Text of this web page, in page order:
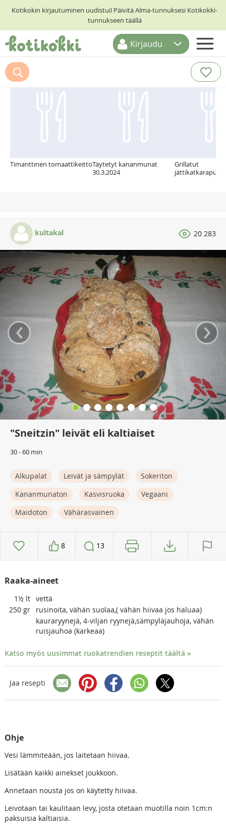
Kotikokin kirjautuminen uudistui! Päivitä Alma-tunnuksesi Kotikokki-
tunnukseen täällä
ETUSIVU
RESEPTIHAKU
Kirjaudu
Suosittelemme myös
Timanttinen tomaattikeittoTäytetyt kananmunat
30.3.2024
Grillatut
kultakal 20 283
‹ ›
"Sneitzin" leivät eli kaltiaiset
30 - 60 min
Alkupalat Leivät ja sämpylät
Sokeriton
Kananmunaton
Kasvisruoka
Vegaani
Maidoton
Vähärasvainen
8 13
Raaka-aineet
1½ lt vettä
250 gr
rusinoita, vähän suolaa,( vähän hiivaa jos haluaa)
kauraryynejä, 4-viljan ryynejä,sämpyläjauhoja, vähän
ruisjauhoa (karkeaa)
Katso myös uusimmat ruokatrendien reseptit täältä »
Jaa resepti
Ohje
Vesi lämmiteään, jos laitetaan hiivaa.
Lisätään kaikki ainekset joukkoon.
Annetaan nousta jos on käytetty hiivaa.
Leivotaan tai kaulitaan levy, josta otetaan muotilla noin 1cm:n
paksuisia kaltiaisia.